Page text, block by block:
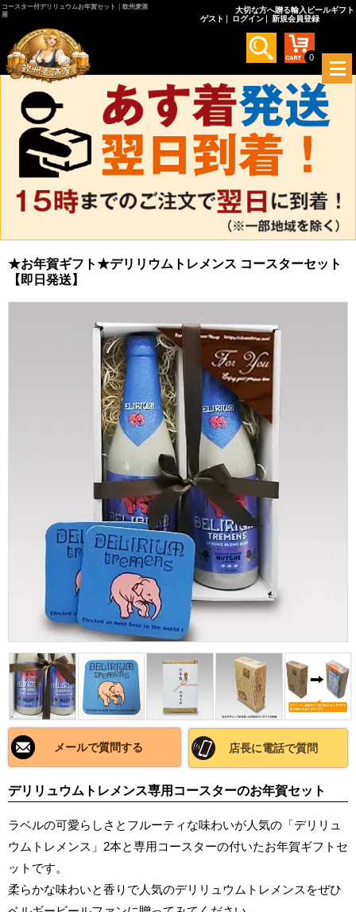
コースター付デリリュウムお年賀セット｜欧州麦酒
屋
大切な方へ贈る輸入ビールギフト
ゲスト
ログイン 新規会員登録
0
メ
ニ
ュ
ー
を
★お年賀ギフト★デリリウムトレメンス コースターセット
【即日発送】
メールで質問する 店長に電話で質問
デリリュウムトレメンス専用コースターのお年賀セット
ラベルの可愛らしさとフルーティな味わいが人気の「デリリュ
ウムトレメンス」2本と専用コースターの付いたお年賀ギフトセ
ットです。
柔らかな味わいと香りで人気のデリリュウムトレメンスをぜひ